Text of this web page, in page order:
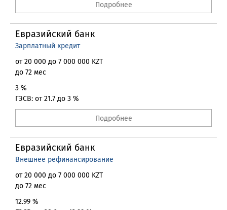
Подробнее
Евразийский банк
Зарплатный кредит
от 20 000 до 7 000 000 KZT
до 72 мес
3 %
ГЭСВ: от 21.7 до 3 %
Подробнее
Евразийский банк
Внешнее рефинансирование
от 20 000 до 7 000 000 KZT
до 72 мес
12.99 %